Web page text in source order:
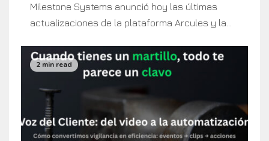
Milestone Systems anunció hoy las últimas
actualizaciones de la plataforma Arcules y la...
2 min read